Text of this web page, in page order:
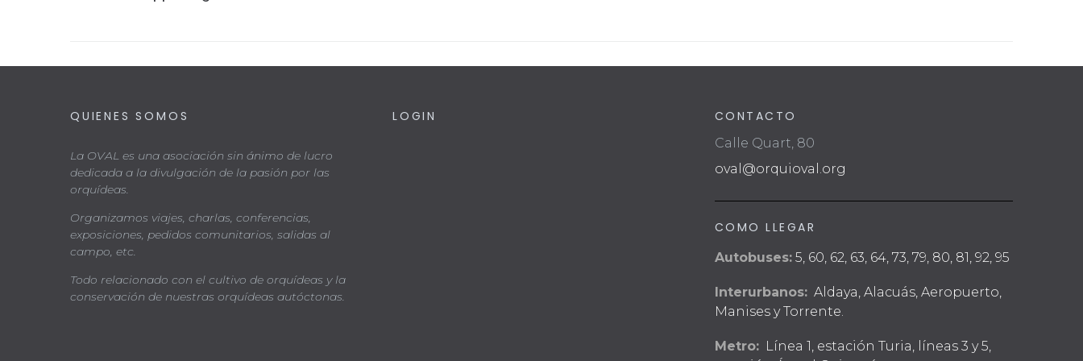
QUIENES SOMOS
La OVAL es una asociación sin ánimo de lucro
dedicada a la divulgación de la pasión por las
orquídeas.
Organizamos viajes, charlas, conferencias,
exposiciones, pedidos comunitarios, salidas al
campo, etc.
Todo relacionado con el cultivo de orquídeas y la
conservación de nuestras orquídeas autóctonas.
LOGIN CONTACTO
Calle Quart, 80
oval@orquioval.org
COMO LLEGAR
Autobuses: 5, 60, 62, 63, 64, 73, 79, 80, 81, 92, 95
Interurbanos: Aldaya, Alacuás, Aeropuerto,
Manises y Torrente.
Metro: Línea 1, estación Turia, líneas 3 y 5,